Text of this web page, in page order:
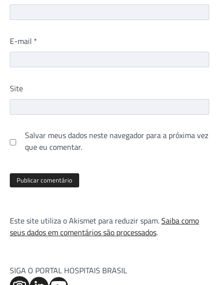
E-mail *
Site
Salvar meus dados neste navegador para a próxima vez
que eu comentar.
Este site utiliza o Akismet para reduzir spam.Saiba como
seus dados em comentários são processados.
SIGA O PORTAL HOSPITAIS BRASIL